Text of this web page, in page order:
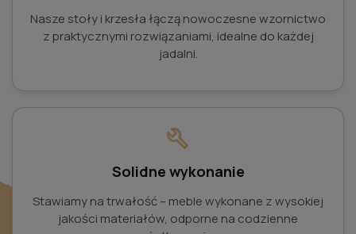
Nasze stoły i krzesła łączą nowoczesne wzornictwo
z praktycznymi rozwiązaniami, idealne do każdej
jadalni.
build
Solidne wykonanie
Stawiamy na trwałość – meble wykonane z wysokiej
jakości materiałów, odporne na codzienne